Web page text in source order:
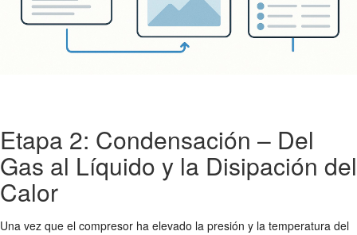
Etapa 2: Condensación – Del
Gas al Líquido y la Disipación del
Calor
Una vez que el compresor ha elevado la presión y la temperatura del